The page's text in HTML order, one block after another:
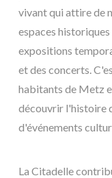
vivant qui attire de
espaces
expositions
et des concerts.
habitants de Metz
découvrir l'histoire
d'événements
La Citadelle